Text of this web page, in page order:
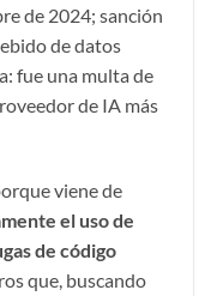
de 2024; sanción
de datos
fue una multa de
de IA más
viene de
el uso de
de código
que, buscando